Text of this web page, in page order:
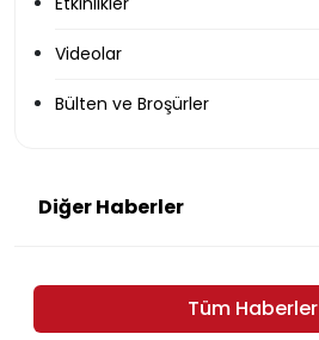
Videolar
Bülten ve Broşürler
Diğer Haberler
Tüm Haberler